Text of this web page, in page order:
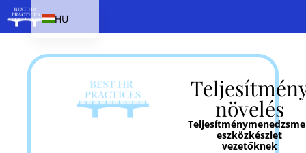
növelés
eszközkészlet
vezetőknek
HU